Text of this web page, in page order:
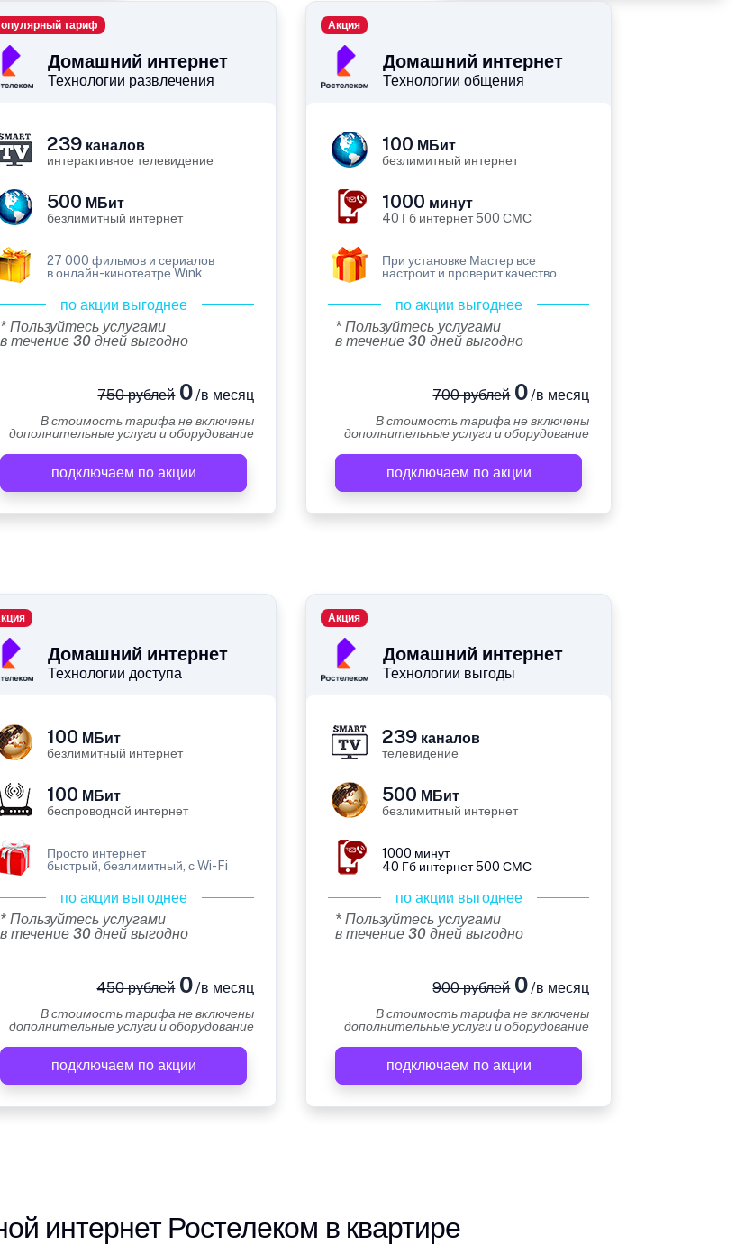
Домашний интернет
Технологии развлечения
тариф
239 каналов
интерактивное телевидение
500 МБит
безлимитный интернет
27 000 фильмов и сериалов
в онлайн-кинотеатре Wink
по акции выгоднее
* Пользуйтесь услугами
в течение 30 дней выгодно
750 рублей0/в месяц
В стоимость тарифа не включены
дополнительные услуги и оборудование
подключаем по акции
Домашний интернет
Технологии общения
Акция
100 МБит
безлимитный интернет
1000 минут
40 Гб интернет 500 СМС
При установке Мастер все
настроит и проверит качество
по акции выгоднее
* Пользуйтесь услугами
в течение 30 дней выгодно
700 рублей0/в месяц
В стоимость тарифа не включены
дополнительные услуги и оборудование
подключаем по акции
Домашний интернет
Технологии доступа
100 МБит
безлимитный интернет
100 МБит
беспроводной интернет
Просто интернет
быстрый, безлимитный, с Wi-Fi
по акции выгоднее
* Пользуйтесь услугами
в течение 30 дней выгодно
450 рублей0/в месяц
В стоимость тарифа не включены
дополнительные услуги и оборудование
подключаем по акции
Домашний интернет
Технологии выгоды
Акция
239 каналов
телевидение
500 МБит
безлимитный интернет
1000 минут
40 Гб интернет 500 СМС
по акции выгоднее
* Пользуйтесь услугами
в течение 30 дней выгодно
900 рублей0/в месяц
В стоимость тарифа не включены
дополнительные услуги и оборудование
подключаем по акции
интернет Ростелеком в квартире